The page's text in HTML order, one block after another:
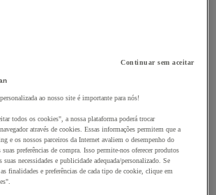
enrolador
portáteis com fios
portáteis sem fios
Continuar sem aceitar
ao nosso site é importante para nós!
todos os cookies", a nossa plataforma poderá trocar
através de cookies. Essas informações permitem que a
e os nossos parceiros da Internet avaliem o desempenho do
preferências de compra. Isso permite-nos oferecer produtos
suas necessidades e publicidade adequada/personalizado. Se
finalidades e preferências de cada tipo de cookie, clique em